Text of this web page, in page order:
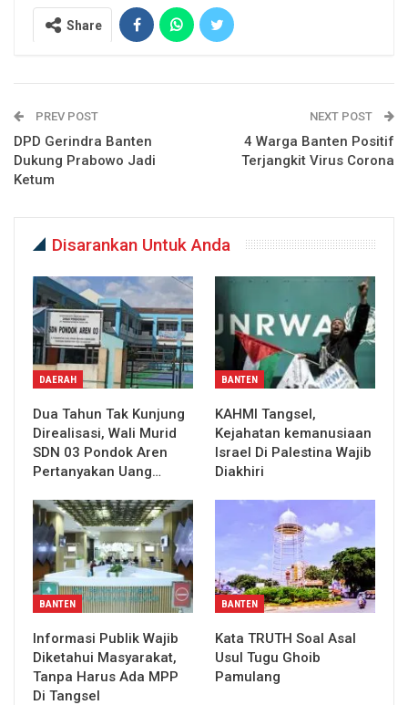
Share
PREV POST
DPD Gerindra Banten
Dukung Prabowo Jadi
Ketum
NEXT POST
4 Warga Banten Positif
Terjangkit Virus Corona
Disarankan Untuk Anda
DAERAH
Dua Tahun Tak Kunjung
Direalisasi, Wali Murid
SDN 03 Pondok Aren
Pertanyakan Uang…
BANTEN
KAHMI Tangsel,
Kejahatan kemanusiaan
Israel Di Palestina Wajib
Diakhiri
BANTEN
Informasi Publik Wajib
Diketahui Masyarakat,
Tanpa Harus Ada MPP
Di Tangsel
BANTEN
Kata TRUTH Soal Asal
Usul Tugu Ghoib
Pamulang